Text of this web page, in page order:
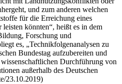
und zum anderen welchen
für die Erreichung eines
leisten könnten“, heißt es in dem
Forschung und
es, „Technikfolgenanalysen zu
Bundestag aufzubereiten und
Durchführung von
außerhalb des Deutschen
23.10.2019)